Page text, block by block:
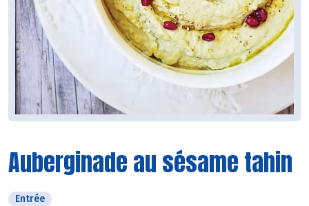
Auberginade au sésame tahin
Entrée